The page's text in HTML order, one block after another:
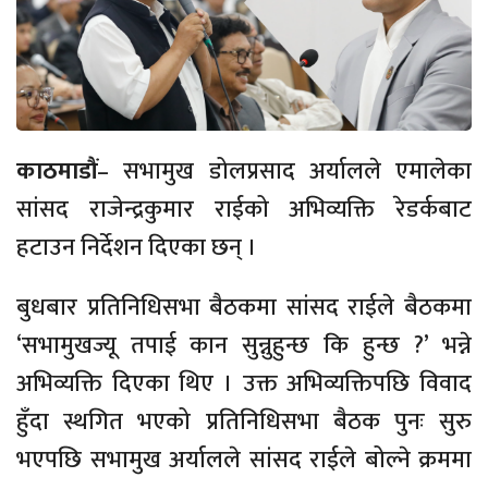
काठमाडौं– सभामुख डोलप्रसाद अर्यालले एमालेका
सांसद राजेन्द्रकुमार राईको अभिव्यक्ति रेडर्कबाट
हटाउन निर्देशन दिएका छन् ।
बुधबार प्रतिनिधिसभा बैठकमा सांसद राईले बैठकमा
‘सभामुखज्यू तपाई कान सुन्नुहुन्छ कि हुन्छ ?’ भन्ने
अभिव्यक्ति दिएका थिए । उक्त अभिव्यक्तिपछि विवाद
हुँदा स्थगित भएको प्रतिनिधिसभा बैठक पुनः सुरु
भएपछि सभामुख अर्यालले सांसद राईले बोल्ने क्रममा